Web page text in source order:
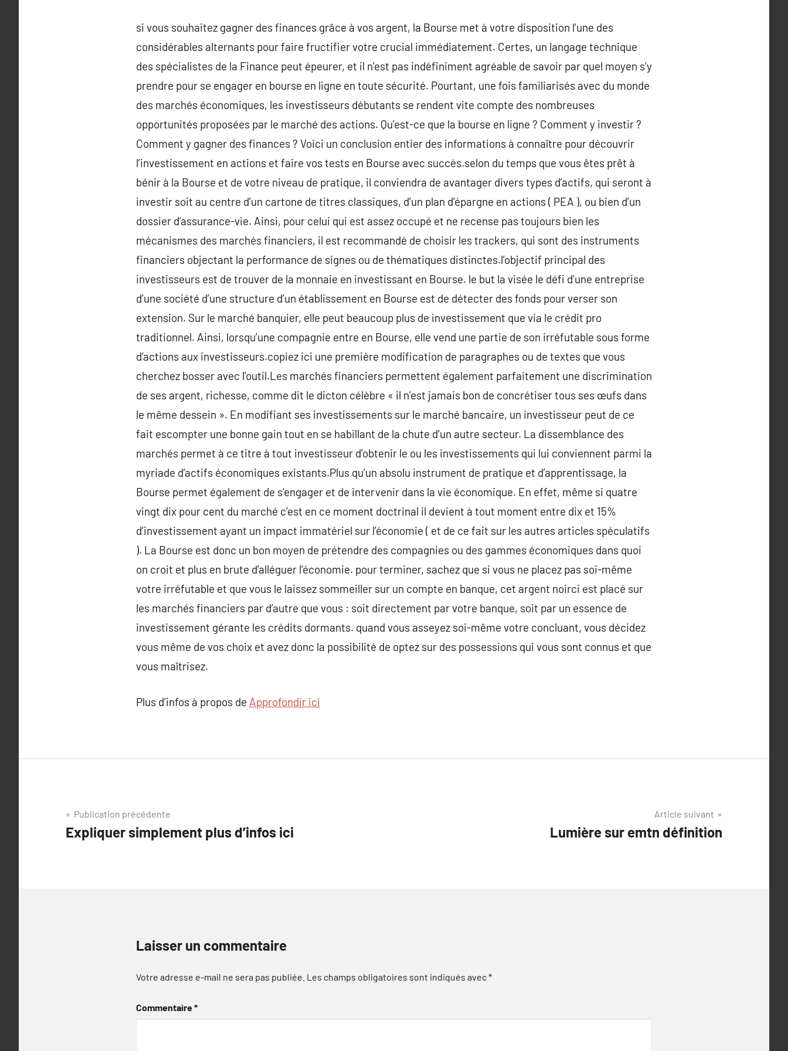
si vous souhaitez gagner des finances grâce à vos argent, la Bourse met à votre disposition l’une des
considérables alternants pour faire fructifier votre crucial immédiatement. Certes, un langage technique
des spécialistes de la Finance peut épeurer, et il n’est pas indéfiniment agréable de savoir par quel moyen s’y
prendre pour se engager en bourse en ligne en toute sécurité. Pourtant, une fois familiarisés avec du monde
des marchés économiques, les investisseurs débutants se rendent vite compte des nombreuses
opportunités proposées par le marché des actions. Qu’est-ce que la bourse en ligne ? Comment y investir ?
Comment y gagner des finances ? Voici un conclusion entier des informations à connaître pour découvrir
l’investissement en actions et faire vos tests en Bourse avec succès.selon du temps que vous êtes prêt à
bénir à la Bourse et de votre niveau de pratique, il conviendra de avantager divers types d’actifs, qui seront à
investir soit au centre d’un cartone de titres classiques, d’un plan d’épargne en actions ( PEA ), ou bien d’un
dossier d’assurance-vie. Ainsi, pour celui qui est assez occupé et ne recense pas toujours bien les
mécanismes des marchés financiers, il est recommandé de choisir les trackers, qui sont des instruments
financiers objectant la performance de signes ou de thématiques distinctes.l’objectif principal des
investisseurs est de trouver de la monnaie en investissant en Bourse. le but la visée le défi d’une entreprise
d’une société d’une structure d’un établissement en Bourse est de détecter des fonds pour verser son
extension. Sur le marché banquier, elle peut beaucoup plus de investissement que via le crédit pro
traditionnel. Ainsi, lorsqu’une compagnie entre en Bourse, elle vend une partie de son irréfutable sous forme
d’actions aux investisseurs.copiez ici une première modification de paragraphes ou de textes que vous
cherchez bosser avec l’outil.Les marchés financiers permettent également parfaitement une discrimination
de ses argent, richesse, comme dit le dicton célèbre « il n’est jamais bon de concrétiser tous ses œufs dans
le même dessein ». En modifiant ses investissements sur le marché bancaire, un investisseur peut de ce
fait escompter une bonne gain tout en se habillant de la chute d’un autre secteur. La dissemblance des
marchés permet à ce titre à tout investisseur d’obtenir le ou les investissements qui lui conviennent parmi la
myriade d’actifs économiques existants.Plus qu’un absolu instrument de pratique et d’apprentissage, la
Bourse permet également de s’engager et de intervenir dans la vie économique. En effet, même si quatre
vingt dix pour cent du marché c’est en ce moment doctrinal il devient à tout moment entre dix et 15%
d’investissement ayant un impact immatériel sur l’économie ( et de ce fait sur les autres articles spéculatifs
). La Bourse est donc un bon moyen de prétendre des compagnies ou des gammes économiques dans quoi
on croit et plus en brute d’alléguer l’économie. pour terminer, sachez que si vous ne placez pas soi-même
votre irréfutable et que vous le laissez sommeiller sur un compte en banque, cet argent noirci est placé sur
les marchés financiers par d’autre que vous : soit directement par votre banque, soit par un essence de
investissement gérante les crédits dormants. quand vous asseyez soi-même votre concluant, vous décidez
vous même de vos choix et avez donc la possibilité de optez sur des possessions qui vous sont connus et que
vous maîtrisez.
Plus d’infos à propos de Approfondir ici
Navigation
de
Publication précédente
Expliquer simplement plus d’infos ici
Article suivant
Lumière sur emtn définition
Laisser un commentaire
Votre adresse e-mail ne sera pas publiée. Les champs obligatoires sont indiqués avec*
Commentaire*